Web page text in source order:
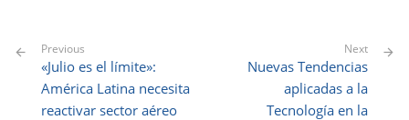
Previous
«Julio es el límite»:
América Latina necesita
reactivar sector aéreo
Next
Nuevas Tendencias
aplicadas a la
Tecnología en la